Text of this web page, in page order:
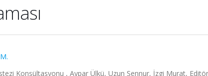
Konsültasyonu , Aypar Ülkü, Uzun Şennur, İzgi Murat,